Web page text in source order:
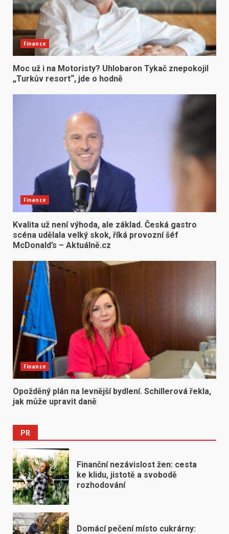
Finance
Moc už i na Motoristy? Uhlobaron Tykač znepokojil
„Turkův resort“, jde o hodně
Finance
Kvalita už není výhoda, ale základ. Česká gastro
scéna udělala velký skok, říká provozní šéf
McDonald’s – Aktuálně.cz
Finance
Opožděný plán na levnější bydlení. Schillerová řekla,
jak může upravit daně
PR
Finanční nezávislost žen: cesta
ke klidu, jistotě a svobodě
rozhodování
Domácí pečení místo cukrárny: